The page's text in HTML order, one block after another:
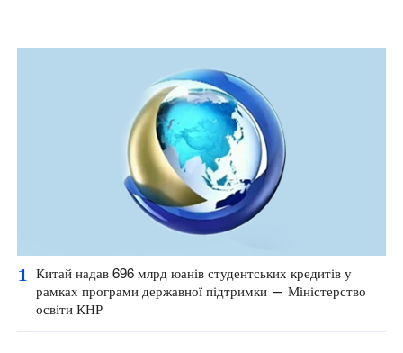
1
Китай надав 696 млрд юанів студентських кредитів у
рамках програми державної підтримки — Міністерство
освіти КНР